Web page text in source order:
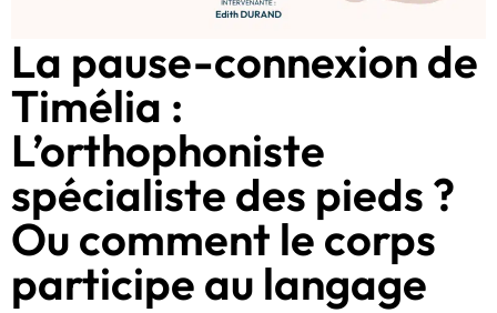
La pause-connexion de
Timélia :
L’orthophoniste
spécialiste des pieds ?
Ou comment le corps
participe au langage